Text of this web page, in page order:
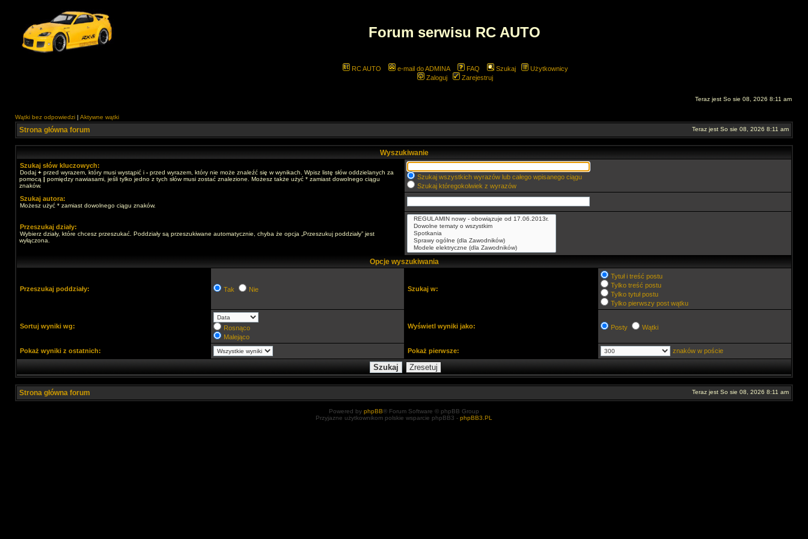
Forum serwisu RC AUTO
RC AUTO e-mail do ADMINA FAQ Szukaj
Użytkownicy
Zaloguj
Zarejestruj
Teraz jest So sie 08, 2026 8:11 am
Wątki bez odpowiedzi | Aktywne wątki
Strona główna forum Teraz jest So sie 08, 2026 8:11 am
Wyszukiwanie
Szukaj słów kluczowych:
Dodaj + przed wyrazem, który musi wystąpić i - przed wyrazem, który nie może znaleźć się w wynikach. Wpisz listę słów oddzielanych za
pomocą | pomiędzy nawiasami, jeśli tylko jedno z tych słów musi zostać znalezione. Możesz także użyć * zamiast dowolnego ciągu
znaków.
Szukaj wszystkich wyrazów lub całego wpisanego ciągu
Szukaj któregokolwiek z wyrazów
Szukaj autora:
Możesz użyć * zamiast dowolnego ciągu znaków.
Przeszukaj działy:
Wybierz działy, które chcesz przeszukać. Poddziały są przeszukiwane automatycznie, chyba że opcja „Przeszukuj poddziały” jest
wyłączona.
Opcje wyszukiwania
Przeszukaj poddziały: Tak Nie Szukaj w:
Tytuł i treść postu
Tylko treść postu
Tylko tytuł postu
Tylko pierwszy post wątku
Sortuj wyniki wg:
Rosnąco
Malejąco
Wyświetl wyniki jako: Posty Wątki
Pokaż wyniki z ostatnich: Pokaż pierwsze: znaków w poście
Strona główna forum Teraz jest So sie 08, 2026 8:11 am
Powered by phpBB® Forum Software © phpBB Group
Przyjazne użytkownikom polskie wsparcie phpBB3 - phpBB3.PL